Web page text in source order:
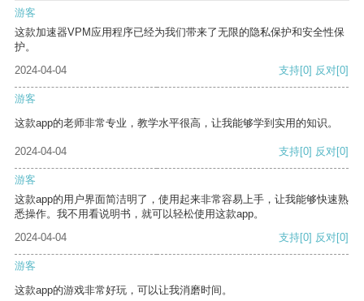
游客
这款加速器VPM应用程序已经为我们带来了无限的隐私保护和安全性保
护。
2024-04-04
支持[0] 反对[0]
游客
这款app的老师非常专业，教学水平很高，让我能够学到实用的知识。
2024-04-04 支持[0] 反对[0]
游客
这款app的用户界面简洁明了，使用起来非常容易上手，让我能够快速熟
悉操作。我不用看说明书，就可以轻松使用这款app。
2024-04-04
支持[0] 反对[0]
游客
这款app的游戏非常好玩，可以让我消磨时间。